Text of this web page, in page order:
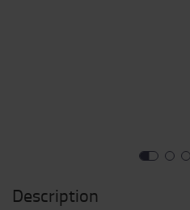
Description